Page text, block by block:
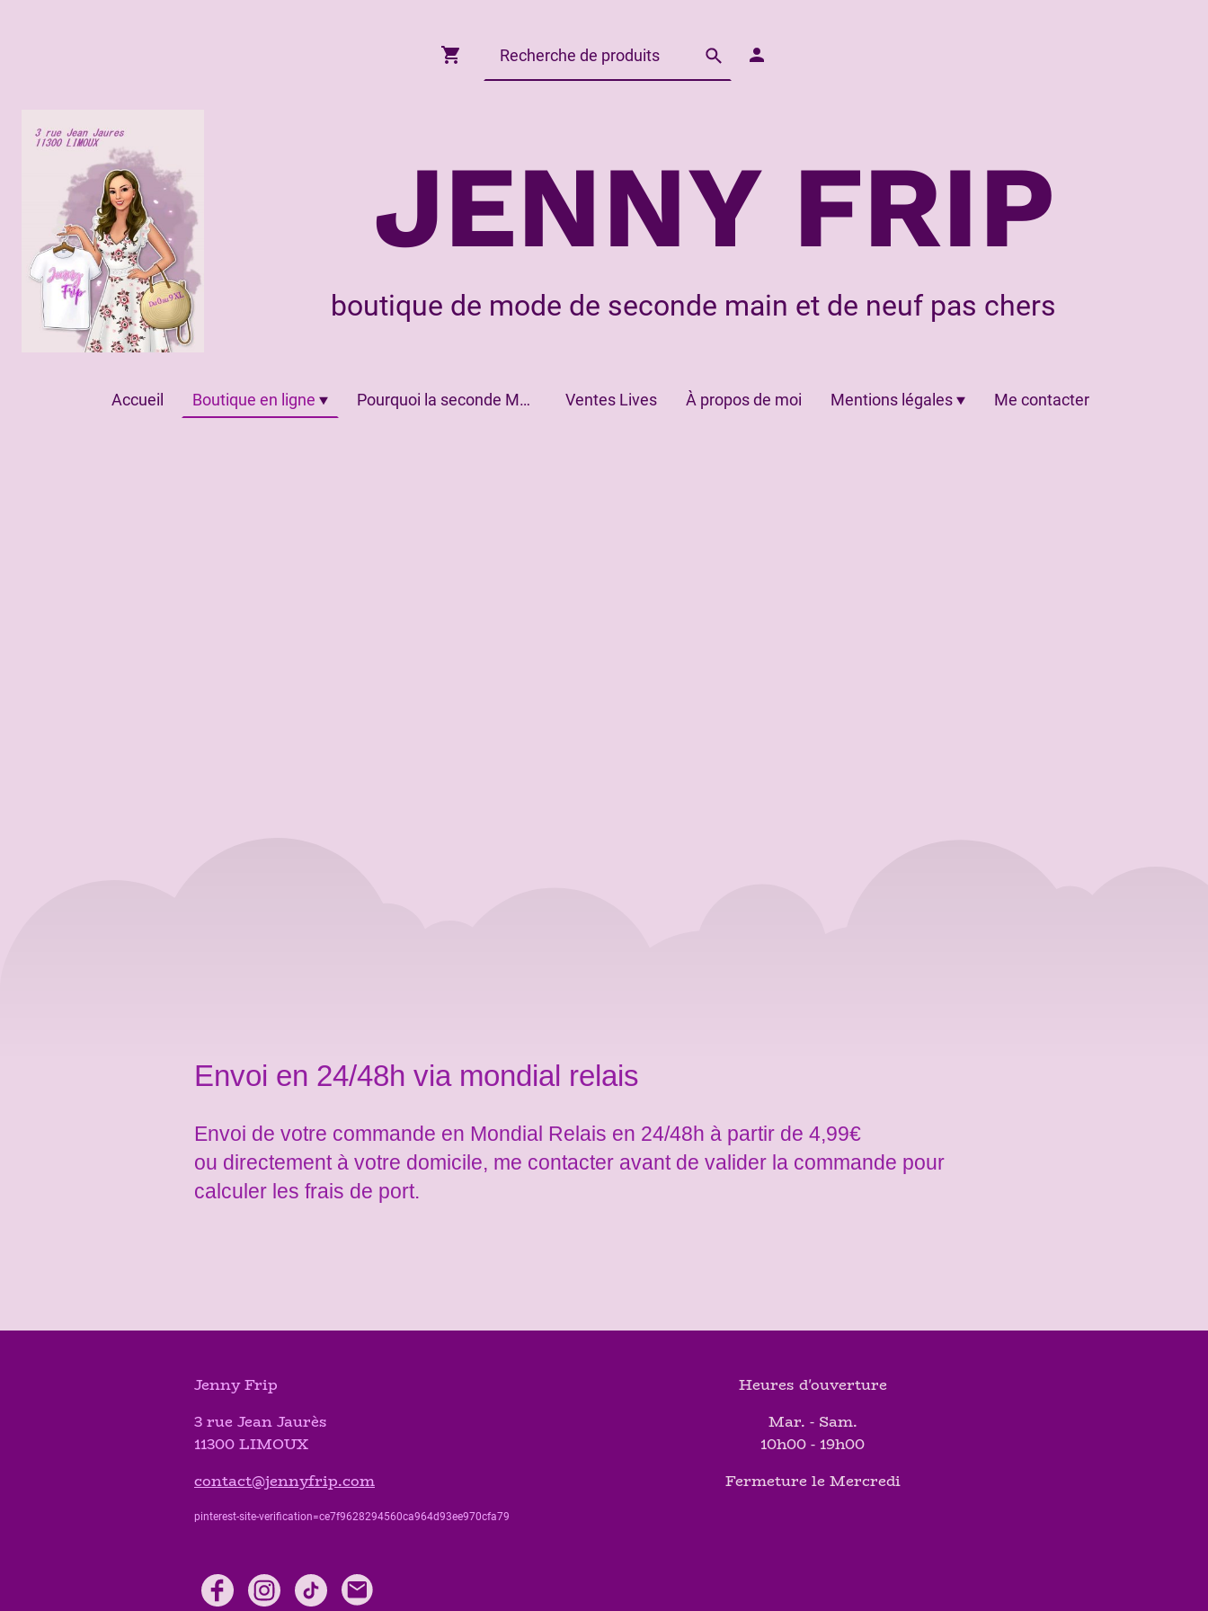
JENNY FRIP
boutique de mode de seconde main et de neuf pas chers
Accueil Boutique en ligne Pourquoi la seconde Main? Ventes Lives À propos de moi Mentions légales Me contacter
Envoi en 24/48h via mondial relais
Envoi de votre commande en Mondial Relais en 24/48h à partir de 4,99€
ou directement à votre domicile, me contacter avant de valider la commande pour
calculer les frais de port.
Jenny Frip
3 rue Jean Jaurès
11300 LIMOUX
contact@jennyfrip.com
pinterest-site-verification=ce7f9628294560ca964d93ee970cfa79
Heures d'ouverture
Mar. - Sam.
10h00 - 19h00
Fermeture le Mercredi